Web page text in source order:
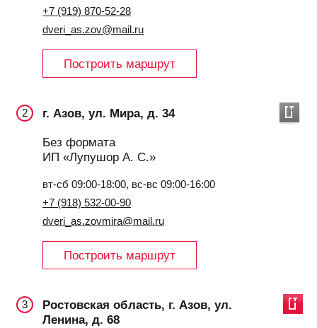
+7 (919) 870-52-28
dveri_as.zov@mail.ru
Построить маршрут
2 г. Азов, ул. Мира, д. 34
Без формата
ИП «Лупушор А. С.»
вт-сб 09:00-18:00, вс-вс 09:00-16:00
+7 (918) 532-00-90
dveri_as.zovmira@mail.ru
Построить маршрут
3
Ростовская область, г. Азов, ул.
Ленина, д. 68